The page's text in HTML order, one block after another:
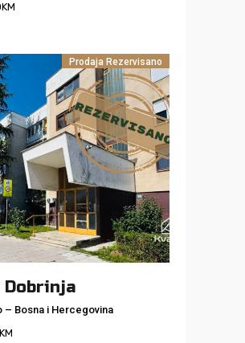
KM
Prodaja Rezervisano
Dobrinja
– Bosna i Hercegovina
KM